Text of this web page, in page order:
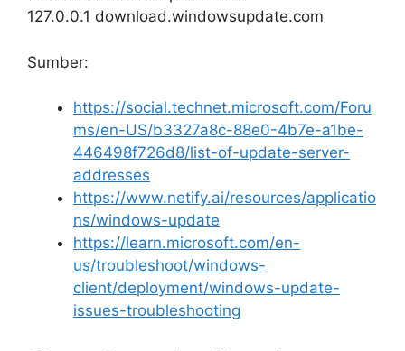
127.0.0.1 download.windowsupdate.com
Sumber:
https://social.technet.microsoft.com/Foru
ms/en-US/b3327a8c-88e0-4b7e-a1be-
446498f726d8/list-of-update-server-
addresses
https://www.netify.ai/resources/applicatio
ns/windows-update
https://learn.microsoft.com/en-
us/troubleshoot/windows-
client/deployment/windows-update-
issues-troubleshooting